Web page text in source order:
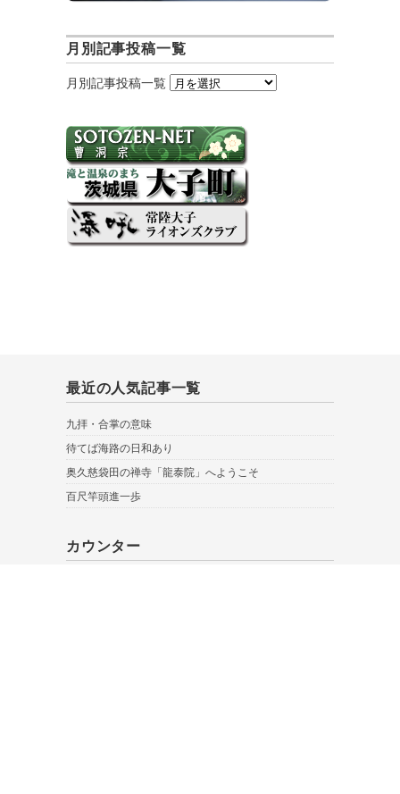
月別記事投稿一覧
月別記事投稿一覧
最近の人気記事一覧
九拝・合掌の意味
待てば海路の日和あり
奥久慈袋田の禅寺「龍泰院」へようこそ
百尺竿頭進一歩
カウンター